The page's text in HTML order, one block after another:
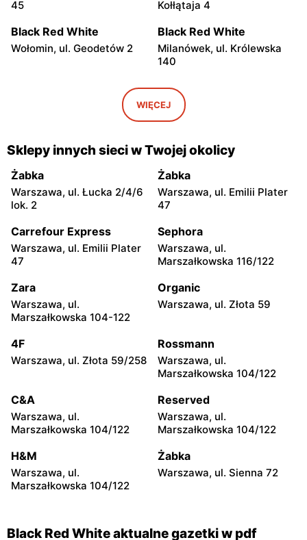
45
Kołłątaja 4
Black Red White
Wołomin, ul. Geodetów 2
Black Red White
Milanówek, ul. Królewska
140
Grodzisk Mazowiecki, ul.
Gen. Leopolda Okulickiego
Black Red White
Nowy Dwór Mazowiecki, ul.
Mazowiecka 11
Black Red White
Góra Kalwaria, ul. Pijarska
17
Black Red White
Góra Kalwaria, ul. Bp.
Wierzbowskiego 2A
Black Red White
Stojadła, ul. Warszawska
63a
Black Red White
Grójec, ul. Mogielnicka 24
Black Red White
Żyrardów, ul. Moniuszki 5
Black Red White
Wyszków, ul. Pułtuska 63
Black Red White
Warszawska 91
Black Red White
Black Red White
14A
Black Red White
Black Red White Black Red White
Black Red White
Płońsk, ul. Kwiatowa 14 A
Black Red White
WIĘCEJ
Sklepy innych sieci w Twojej okolicy
Żabka
Warszawa, ul. Łucka 2/4/6
lok. 2
Żabka
Warszawa, ul. Emilii Plater
47
Carrefour Express
Warszawa, ul. Emilii Plater
47
Sephora
Warszawa, ul.
Marszałkowska 116/122
Zara
Warszawa, ul.
Marszałkowska 104-122
Organic
Warszawa, ul. Złota 59
4F
Warszawa, ul. Złota 59/258
Rossmann
Warszawa, ul.
Marszałkowska 104/122
C&A
Warszawa, ul.
Marszałkowska 104/122
Reserved
Warszawa, ul.
Marszałkowska 104/122
H&M
Warszawa, ul.
Marszałkowska 104/122
Żabka
Warszawa, ul. Sienna 72
Black Red White aktualne gazetki w pdf